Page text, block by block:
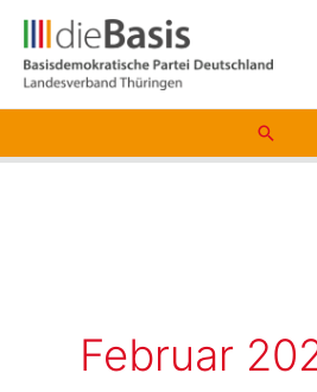
Zum
Inhalt
springen
Suchen
Februar